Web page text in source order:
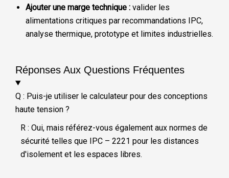
Ajouter une marge technique : valider les
alimentations critiques par recommandations IPC,
analyse thermique, prototype et limites industrielles.
Réponses Aux Questions Fréquentes
Q : Puis-je utiliser le calculateur pour des conceptions
haute tension ?
R : Oui, mais référez-vous également aux normes de
sécurité telles que IPC – 2221 pour les distances
d'isolement et les espaces libres.